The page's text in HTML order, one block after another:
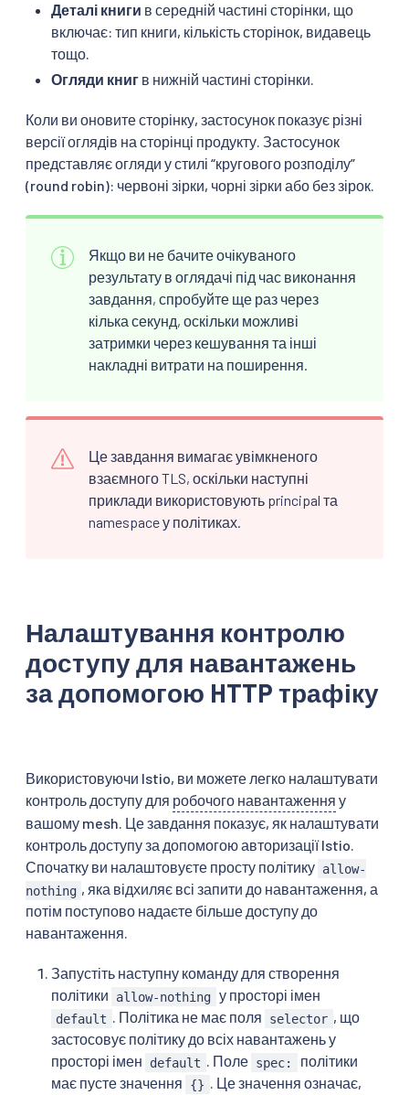
Деталі книги в середній частині сторінки, що
включає: тип книги, кількість сторінок, видавець
тощо.
Огляди книг в нижній частині сторінки.
Коли ви оновите сторінку, застосунок показує різні
версії оглядів на сторінці продукту. Застосунок
представляє огляди у стилі “кругового розподілу”
(round robin): червоні зірки, чорні зірки або без зірок.
Якщо ви не бачите очікуваного
результату в оглядачі під час виконання
завдання, спробуйте ще раз через
кілька секунд, оскільки можливі
затримки через кешування та інші
накладні витрати на поширення.
Це завдання вимагає увімкненого
взаємного TLS, оскільки наступні
приклади використовують principal та
namespace у політиках.
Налаштування контролю
доступу для навантажень
за допомогою HTTP трафіку
Використовуючи Istio, ви можете легко налаштувати
контроль доступу для робочого навантаження у
вашому mesh. Це завдання показує, як налаштувати
контроль доступу за допомогою авторизації Istio.
Спочатку ви налаштовуєте просту політику allow-
nothing , яка відхиляє всі запити до навантаження, а
потім поступово надаєте більше доступу до
навантаження.
Запустіть наступну команду для створення
політики
allow-nothing у просторі імен
default . Політика не має поля selector , що
застосовує політику до всіх навантажень у
просторі імен
default . Поле spec:
політики
має пусте значення
{} . Це значення означає,